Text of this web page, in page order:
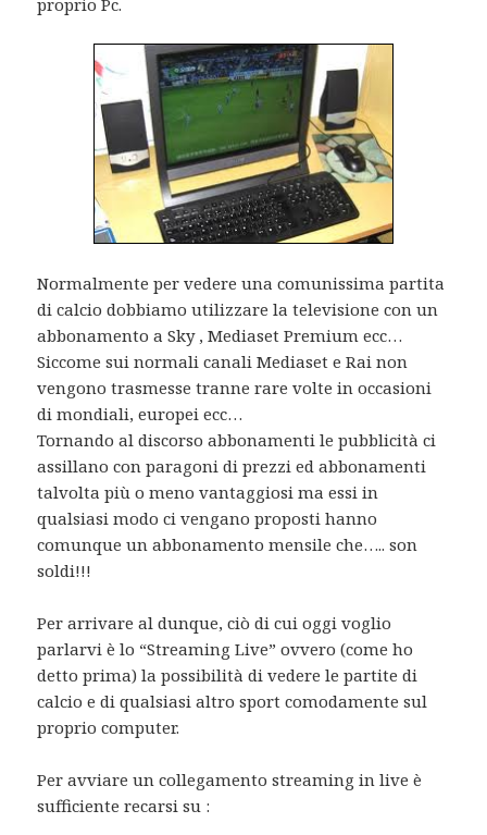
Normalmente per vedere una comunissima partita
di calcio dobbiamo utilizzare la televisione con un
abbonamento a Sky , Mediaset Premium ecc…
Siccome sui normali canali Mediaset e Rai non
vengono trasmesse tranne rare volte in occasioni
di mondiali, europei ecc…
Tornando al discorso abbonamenti le pubblicità ci
assillano con paragoni di prezzi ed abbonamenti
talvolta più o meno vantaggiosi ma essi in
qualsiasi modo ci vengano proposti hanno
comunque un abbonamento mensile che….. son
soldi!!!
Per arrivare al dunque, ciò di cui oggi voglio
parlarvi è lo “Streaming Live” ovvero (come ho
detto prima) la possibilità di vedere le partite di
calcio e di qualsiasi altro sport comodamente sul
proprio computer.
Per avviare un collegamento streaming in live è
sufficiente recarsi su :